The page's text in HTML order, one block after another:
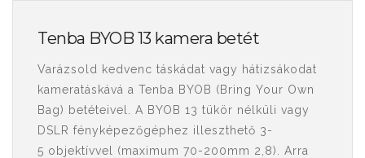
Tenba BYOB 13 kamera betét
Varázsold kedvenc táskádat vagy hátizsákodat
kameratáskává a Tenba BYOB (Bring Your Own
Bag) betéteivel. A BYOB 13 tükör nélküli vagy
DSLR fényképezőgéphez illeszthető 3-
5 objektívvel (maximum 70-200mm 2,8). Arra